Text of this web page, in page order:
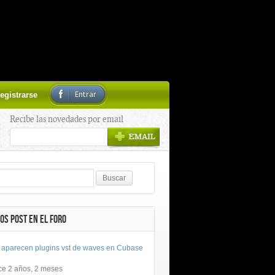
Entrar
Recibe las novedades por email
POST EN EL FORO
aparecen plugins vst de waves en Cubase
2 años, 2 meses